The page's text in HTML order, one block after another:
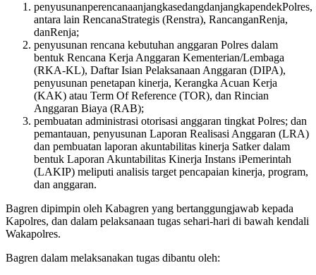
penyusunanperencanaanjangkasedangdanjangkapendekPolres,
antara lain RencanaStrategis (Renstra), RancanganRenja,
danRenja;
penyusunan rencana kebutuhan anggaran Polres dalam
bentuk Rencana Kerja Anggaran Kementerian/Lembaga
(RKA-KL), Daftar Isian Pelaksanaan Anggaran (DIPA),
penyusunan penetapan kinerja, Kerangka Acuan Kerja
(KAK) atau Term Of Reference (TOR), dan Rincian
Anggaran Biaya (RAB);
pembuatan administrasi otorisasi anggaran tingkat Polres; dan
pemantauan, penyusunan Laporan Realisasi Anggaran (LRA)
dan pembuatan laporan akuntabilitas kinerja Satker dalam
bentuk Laporan Akuntabilitas Kinerja Instans iPemerintah
(LAKIP) meliputi analisis target pencapaian kinerja, program,
dan anggaran.
Bagren dipimpin oleh Kabagren yang bertanggungjawab kepada
Kapolres, dan dalam pelaksanaan tugas sehari-hari di bawah kendali
Wakapolres.
Bagren dalam melaksanakan tugas dibantu oleh: